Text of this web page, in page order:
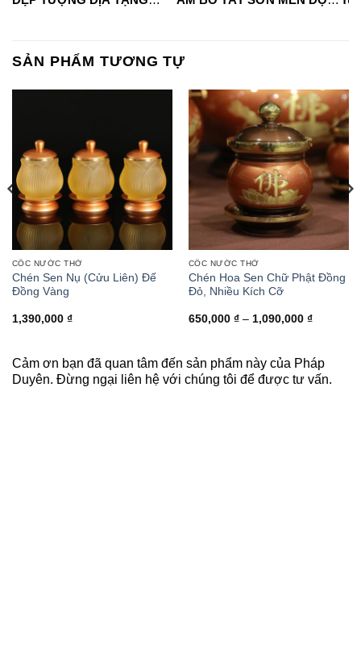
#tuongphat
#diatangvuongbotat
SẢN PHẨM TƯƠNG TỰ
CỐC NƯỚC THỜ
Chén Sen Nụ (Cửu Liên) Đế
Đồng Vàng
1,390,000 ₫
CỐC NƯỚC THỜ
Chén Hoa Sen Chữ Phật Đồng
Đỏ, Nhiều Kích Cỡ
650,000 ₫ – 1,090,000 ₫Khoảng
đến
Cảm ơn bạn đã quan tâm đến sản phẩm này của Pháp
Duyên. Đừng ngại liên hệ với chúng tôi để được tư vấn.